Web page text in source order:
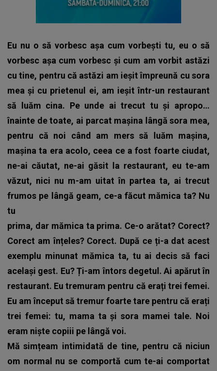
Eu nu o să vorbesc așa cum vorbești tu, eu o să
vorbesc așa cum vorbesc și cum am vorbit astăzi
cu tine, pentru că astăzi am ieșit împreună cu sora
mea și cu prietenul ei, am ieșit într-un restaurant
să luăm cina. Pe unde ai trecut tu și apropo…
înainte de toate, ai parcat mașina lângă sora mea,
pentru că noi când am mers să luăm mașina,
mașina ta era acolo, ceea ce a fost foarte ciudat,
ne-ai căutat, ne-ai găsit la restaurant, eu te-am
văzut, nici nu m-am uitat în partea ta, ai trecut
frumos pe lângă geam, ce-a făcut mămica ta? Nu
tu
prima, dar mămica ta prima. Ce-o arătat? Corect?
Corect am înțeles? Corect. După ce ți-a dat acest
exemplu minunat mămica ta, tu ai decis să faci
același gest. Eu? Ți-am întors degetul.Ai apărut în
restaurant. Eu tremuram pentru că erați trei femei.
Eu am început să tremur foarte tare pentru că erați
trei femei: tu, mama ta și sora mamei tale. Noi
eram niște copiii pe lângă voi.
Mă simțeam intimidată de tine, pentru că niciun
om normal nu se comportă cum te-ai comportat